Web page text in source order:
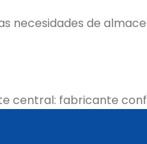
necesidades de
central: fabricante